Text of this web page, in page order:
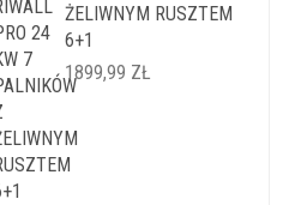
ŻELIWNYM RUSZTEM
6+1
1899,99 ZŁ